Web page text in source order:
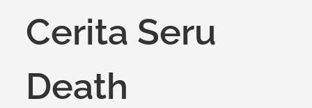
Cerita Seru
Death